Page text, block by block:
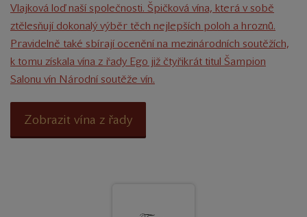
Vlajková loď naší společnosti. Špičková vína, která v sobě
ztělesňují dokonalý výběr těch nejlepších poloh a hroznů.
Pravidelně také sbírají ocenění na mezinárodních soutěžích,
k tomu získala vína z řady Ego již čtyřikrát titul Šampion
Salonu vín Národní soutěže vín.
Zobrazit vína z řady